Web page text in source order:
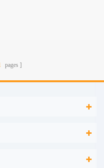
pages